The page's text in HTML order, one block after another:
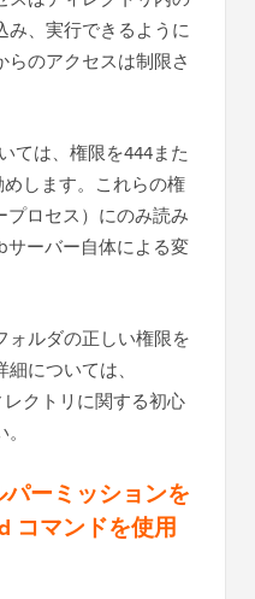
み、実行できるように
のアクセスは制限さ
ては、権限を444また
します。これらの権
プロセス）にのみ読み
サーバー自体による変
ォルダの正しい権限を
については、
クトリに関する初心
ーミッションを
コマンドを使用